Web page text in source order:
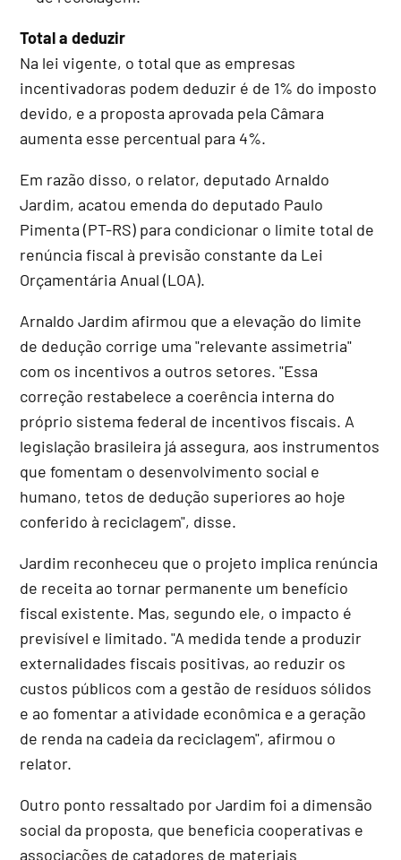
Total a deduzir
Na lei vigente, o total que as empresas
incentivadoras podem deduzir é de 1% do imposto
devido, e a proposta aprovada pela Câmara
aumenta esse percentual para 4%.
Em razão disso, o relator, deputado Arnaldo
Jardim, acatou emenda do deputado Paulo
Pimenta (PT-RS) para condicionar o limite total de
renúncia fiscal à previsão constante da Lei
Orçamentária Anual (LOA).
Arnaldo Jardim afirmou que a elevação do limite
de dedução corrige uma "relevante assimetria"
com os incentivos a outros setores. "Essa
correção restabelece a coerência interna do
próprio sistema federal de incentivos fiscais. A
legislação brasileira já assegura, aos instrumentos
que fomentam o desenvolvimento social e
humano, tetos de dedução superiores ao hoje
conferido à reciclagem", disse.
Jardim reconheceu que o projeto implica renúncia
de receita ao tornar permanente um benefício
fiscal existente. Mas, segundo ele, o impacto é
previsível e limitado. "A medida tende a produzir
externalidades fiscais positivas, ao reduzir os
custos públicos com a gestão de resíduos sólidos
e ao fomentar a atividade econômica e a geração
de renda na cadeia da reciclagem", afirmou o
relator.
Outro ponto ressaltado por Jardim foi a dimensão
social da proposta, que beneficia cooperativas e
associações de catadores de materiais